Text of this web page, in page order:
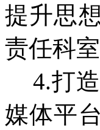
提升思
责任科
4.打造
媒体平